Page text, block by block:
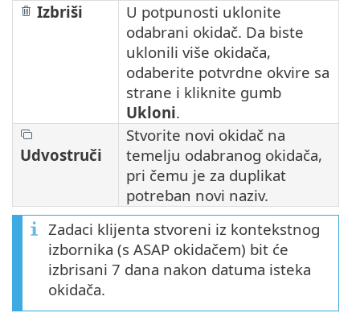
Izbriši
U potpunosti uklonite
odabrani okidač. Da biste
uklonili više okidača,
odaberite potvrdne okvire sa
strane i kliknite gumb
Ukloni.
Udvostruči
Stvorite novi okidač na
temelju odabranog okidača,
pri čemu je za duplikat
potreban novi naziv.
Zadaci klijenta stvoreni iz kontekstnog
izbornika (s ASAP okidačem) bit će
izbrisani 7 dana nakon datuma isteka
okidača.